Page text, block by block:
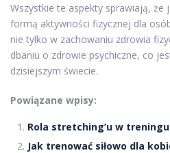
Wszystkie te aspekty sprawiają, że
formą aktywności fizycznej dla
nie tylko w zachowaniu zdrowia
dbaniu o zdrowie psychiczne, co
dzisiejszym świecie.
Powiązane wpisy:
Rola stretching’u w
Jak trenować siłowo dla